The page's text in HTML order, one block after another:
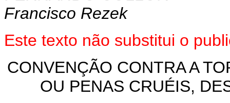
Francisco Rezek
Este texto não substitui o
CONVENÇÃO CONTRA A
OU PENAS CRUÉIS,